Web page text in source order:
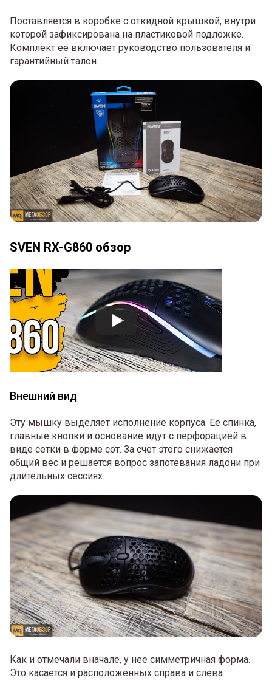
Поставляется в коробке с откидной крышкой, внутри
которой зафиксирована на пластиковой подложке.
Комплект ее включает руководство пользователя и
гарантийный талон.
SVEN RX-G860 обзор
Внешний вид
Эту мышку выделяет исполнение корпуса. Ее спинка,
главные кнопки и основание идут с перфорацией в
виде сетки в форме сот. За счет этого снижается
общий вес и решается вопрос запотевания ладони при
длительных сессиях.
Как и отмечали вначале, у нее симметричная форма.
Это касается и расположенных справа и слева